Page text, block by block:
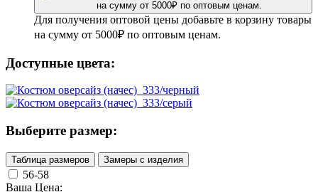
Для получения оптовой цены добавьте в корзину товары
на сумму от 5000₽ по оптовым ценам.
Доступные цвета:
Выберите размер:
Таблица размеров Замеры с изделия
56-58
Ваша Цена: